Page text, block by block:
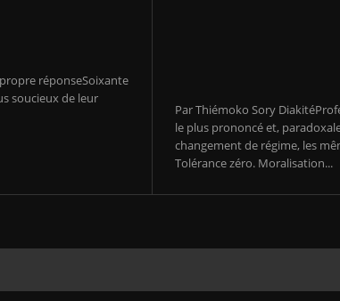
réponseSoixante
soucieux de leur
Par Thiémoko Sory
le plus prononcé et,
changement de régime, les
Tolérance zéro. Moralisation...